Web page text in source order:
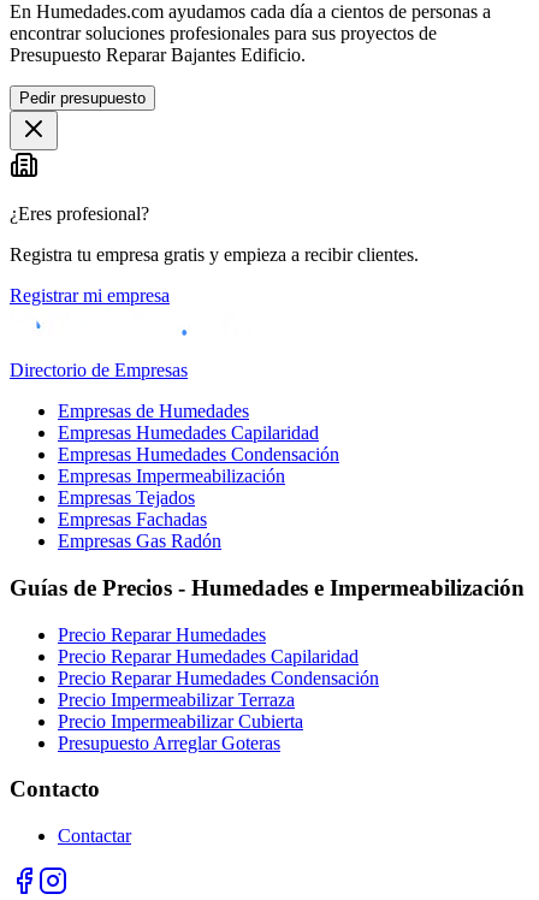
En Humedades.com ayudamos cada día a cientos de personas a
encontrar soluciones profesionales para sus proyectos de
Presupuesto Reparar Bajantes Edificio.
Pedir presupuesto
¿Eres profesional?
Registra tu empresa gratis y empieza a recibir clientes.
Registrar mi empresa
Directorio de Empresas
Empresas de Humedades
Empresas Humedades Capilaridad
Empresas Humedades Condensación
Empresas Impermeabilización
Empresas Tejados
Empresas Fachadas
Empresas Gas Radón
Guías de Precios - Humedades e Impermeabilización
Precio Reparar Humedades
Precio Reparar Humedades Capilaridad
Precio Reparar Humedades Condensación
Precio Impermeabilizar Terraza
Precio Impermeabilizar Cubierta
Presupuesto Arreglar Goteras
Contacto
Contactar